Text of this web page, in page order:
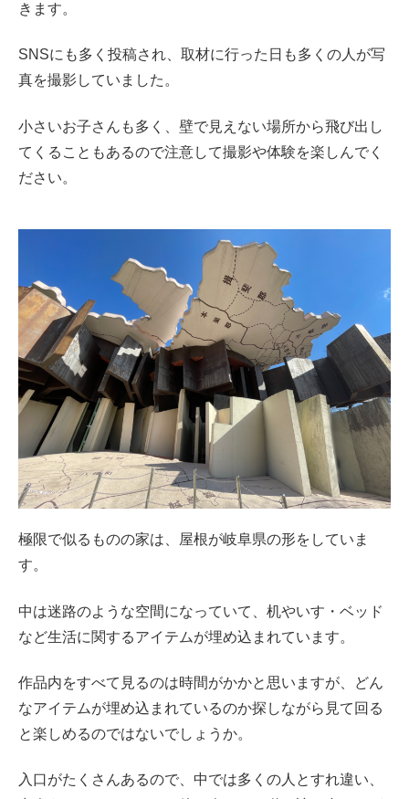
きます。
SNSにも多く投稿され、取材に行った日も多くの人が写
真を撮影していました。
小さいお子さんも多く、壁で見えない場所から飛び出し
てくることもあるので注意して撮影や体験を楽しんでく
ださい。
極限で似るものの家は、屋根が岐阜県の形をしていま
す。
中は迷路のような空間になっていて、机やいす・ベッド
など生活に関するアイテムが埋め込まれています。
作品内をすべて見るのは時間がかかと思いますが、どん
なアイテムが埋め込まれているのか探しながら見て回る
と楽しめるのではないでしょうか。
入口がたくさんあるので、中では多くの人とすれ違い、